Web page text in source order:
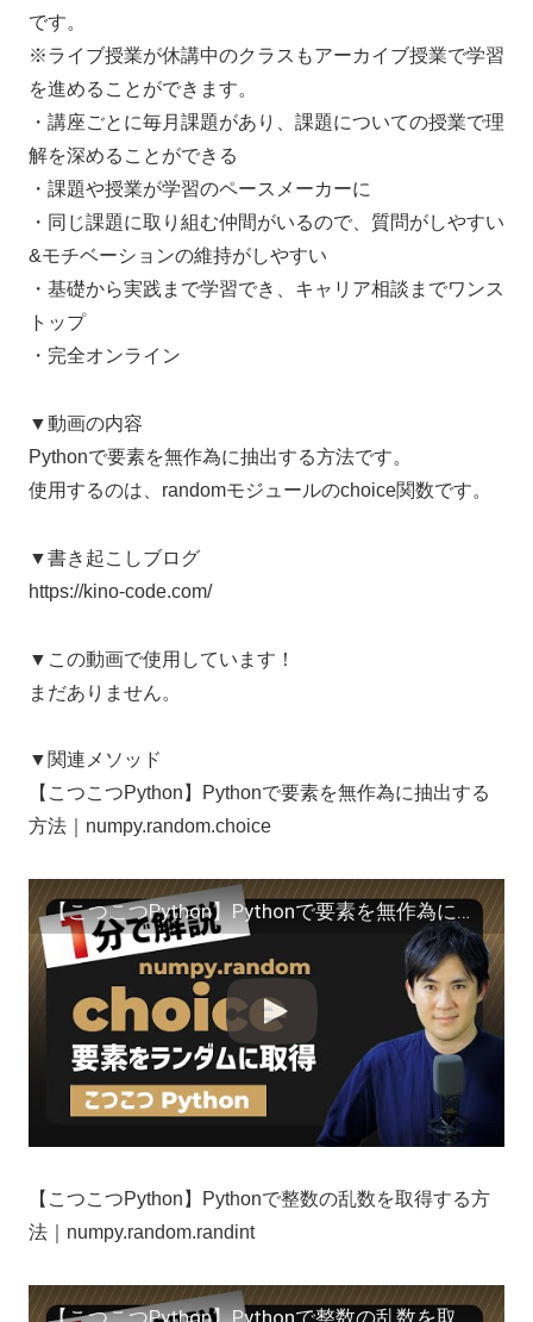
です。
※ライブ授業が休講中のクラスもアーカイブ授業で学習
を進めることができます。
・講座ごとに毎月課題があり、課題についての授業で理
解を深めることができる
・課題や授業が学習のペースメーカーに
・同じ課題に取り組む仲間がいるので、質問がしやすい
&モチベーションの維持がしやすい
・基礎から実践まで学習でき、キャリア相談までワンス
トップ
・完全オンライン
▼動画の内容
Pythonで要素を無作為に抽出する方法です。
使用するのは、randomモジュールのchoice関数です。
▼書き起こしブログ
https://kino-code.com/
▼この動画で使用しています！
まだありません。
▼関連メソッド
【こつこつPython】Pythonで要素を無作為に抽出する
方法｜numpy.random.choice
【こつこつPython】Pythonで要素を無作為に抽出する方法｜numpy.random.choice
【こつこつPython】Pythonで整数の乱数を取得する方
法｜numpy.random.randint